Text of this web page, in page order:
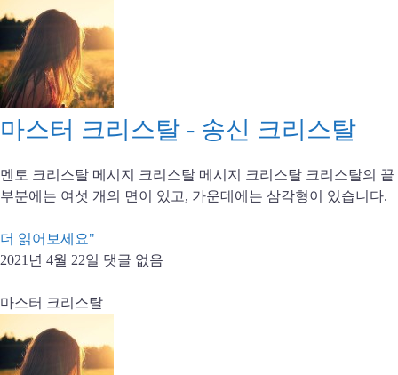
마스터 크리스탈 - 송신 크리스탈
멘토 크리스탈 메시지 크리스탈 메시지 크리스탈 크리스탈의 끝
부분에는 여섯 개의 면이 있고, 가운데에는 삼각형이 있습니다.
더 읽어보세요"
2021년 4월 22일 댓글 없음
마스터 크리스탈